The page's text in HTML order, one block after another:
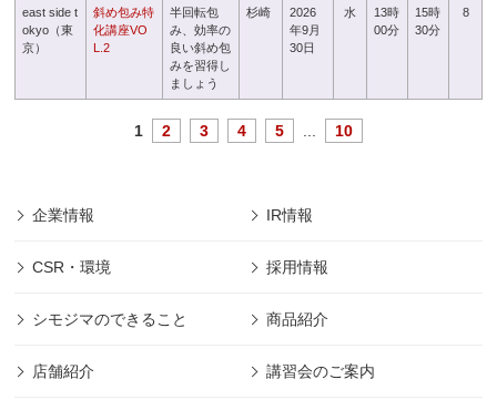
east side t
okyo（東
京）
斜め包み特
化講座VO
L.2
半回転包
み、効率の
良い斜め包
みを習得し
ましょう
杉崎
2026
年9月
30日
水
13時
00分
15時
30分
8
1 2 3 4 5 10
企業情報 IR情報
CSR・環境 採用情報
シモジマのできること 商品紹介
店舗紹介 講習会のご案内